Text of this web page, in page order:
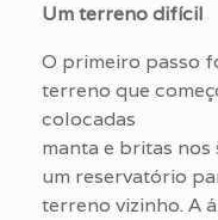
Um terreno difícil
O primeiro passo
terreno que
colocadas
manta e britas nos
um reservatório
terreno vizinho. A